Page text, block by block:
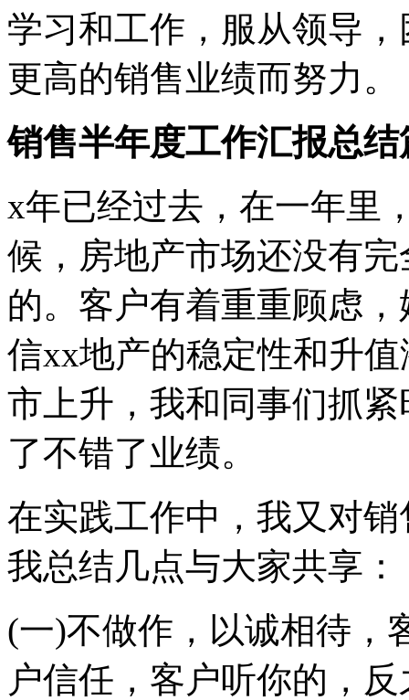
学习和工作，服从领导
更高的销售业绩而努力。
销售半年度工作汇报总结
x年已经过去，在一年里
候，房地产市场还没有
的。客户有着重重顾虑
信xx地产的稳定性和升
市上升，我和同事们抓
了不错了业绩。
在实践工作中，我又对
我总结几点与大家共享：
(一)不做作，以诚相待，
户信任，客户听你的，